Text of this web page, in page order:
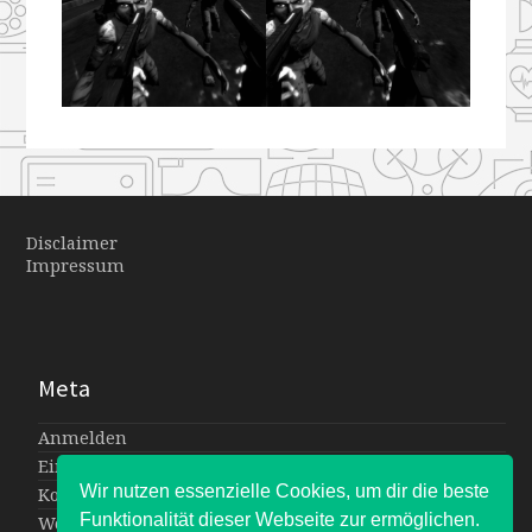
53-
53-
64
53-
64
53-
64
Disclaimer
Impressum
Meta
Anmelden
Eintrags-Feed
Kommentar-Feed
WordPress.org
Wir nutzen essenzielle Cookies, um dir die beste
Funktionalität dieser Webseite zur ermöglichen.